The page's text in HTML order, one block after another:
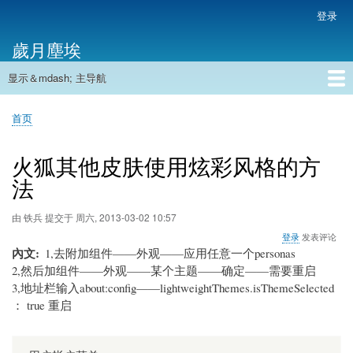
主
内
帐
户
菜
单
登录
歲月塵埃
主
航
显示＆mdash; 主导航
首页
面
屑
首页
火狐其他皮肤使用炫彩风格的方
法
由 铁兵提交于 周六, 2013-03-02 10:57
登录 发表评论
內文
1,去附加组件——外观——应用任意一个personas
2,然后加组件——外观——某个主题——确定——需要重启
3,地址栏输入about:config——lightweightThemes.isThemeSelected
： true 重启